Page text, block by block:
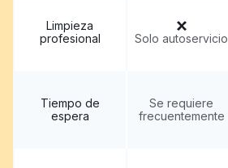
Limpieza
profesional
Solo autoservicio
Tiempo de
espera
Se requiere
frecuentemente